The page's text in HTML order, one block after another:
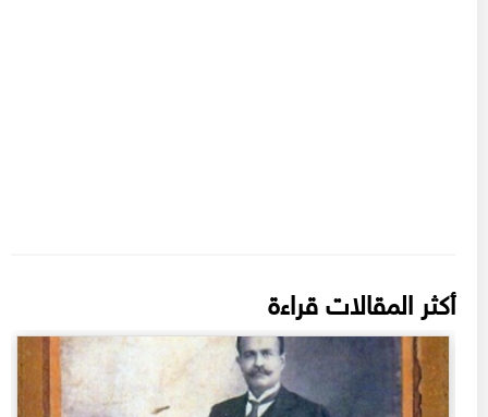
أكثر المقالات قراءة